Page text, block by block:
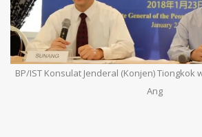
BP/IST Konsulat Jenderal (Konjen) Tiongkok
Ang